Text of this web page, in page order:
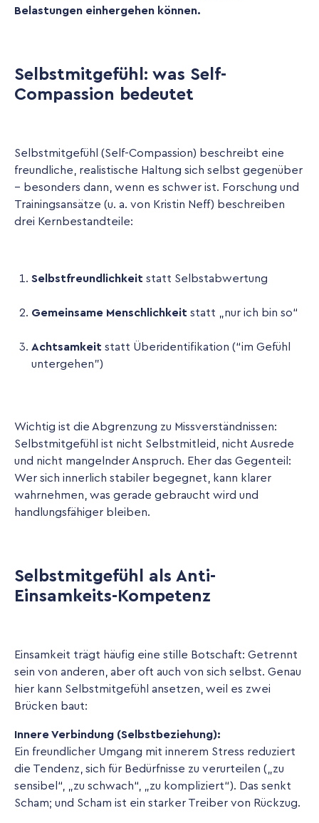
Belastungen einhergehen können.
Selbstmitgefühl: was Self-
Compassion bedeutet
Selbstmitgefühl (Self-Compassion) beschreibt eine
freundliche, realistische Haltung sich selbst gegenüber
– besonders dann, wenn es schwer ist. Forschung und
Trainingsansätze (u. a. von Kristin Neff) beschreiben
drei Kernbestandteile:
Selbstfreundlichkeit statt Selbstabwertung
Gemeinsame Menschlichkeit statt „nur ich bin so“
Achtsamkeit statt Überidentifikation (“im Gefühl
untergehen”)
Wichtig ist die Abgrenzung zu Missverständnissen:
Selbstmitgefühl ist nicht Selbstmitleid, nicht Ausrede
und nicht mangelnder Anspruch. Eher das Gegenteil:
Wer sich innerlich stabiler begegnet, kann klarer
wahrnehmen, was gerade gebraucht wird und
handlungsfähiger bleiben.
Selbstmitgefühl als Anti-
Einsamkeits-Kompetenz
Einsamkeit trägt häufig eine stille Botschaft: Getrennt
sein von anderen, aber oft auch von sich selbst. Genau
hier kann Selbstmitgefühl ansetzen, weil es zwei
Brücken baut:
Innere Verbindung (Selbstbeziehung):
Ein freundlicher Umgang mit innerem Stress reduziert
die Tendenz, sich für Bedürfnisse zu verurteilen („zu
sensibel“, „zu schwach“, „zu kompliziert“). Das senkt
Scham; und Scham ist ein starker Treiber von Rückzug.